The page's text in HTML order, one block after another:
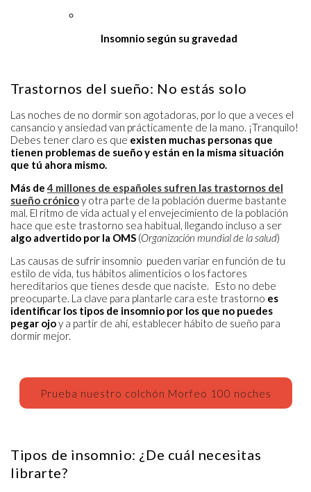
Insomnio según su gravedad
Trastornos del sueño: No estás solo
Las noches de no dormir son agotadoras, por lo que a veces el
cansancio y ansiedad van prácticamente de la mano. ¡Tranquilo!
Debes tener claro es que existen muchas personas que
tienen problemas de sueño y están en la misma situación
que tú ahora mismo.
Más de4 millones de españoles sufren las trastornos del
sueño crónicoy otra parte de la población duerme bastante
mal. El ritmo de vida actual y el envejecimiento de la población
hace que este trastorno sea habitual, llegando incluso a ser
algo advertido por la OMS (Organización mundial de la salud)
Las causas de sufrir insomnio pueden variar en función de tu
estilo de vida, tus hábitos alimenticios o los factores
hereditarios que tienes desde que naciste. Esto no debe
preocuparte. La clave para plantarle cara este trastorno es
identificar los tipos de insomnio por los que no puedes
pegar ojoy a partir de ahí, establecer hábito de sueño para
dormir mejor.
Prueba nuestro colchón Morfeo 100 noches
Tipos de insomnio: ¿De cuál necesitas
librarte?